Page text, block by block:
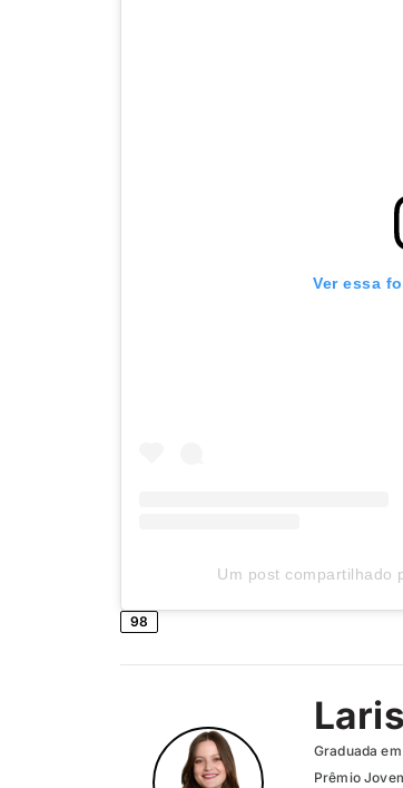
Ver essa
Um post compartilhado
98
Graduada
Prêmio